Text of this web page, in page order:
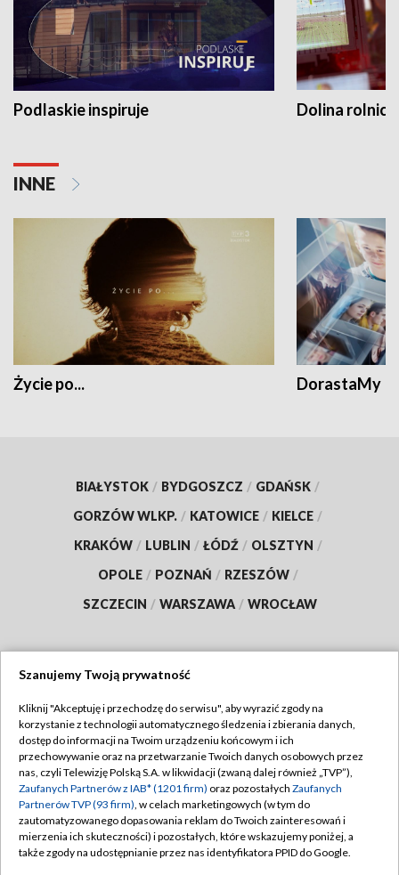
Podlaskie inspiruje Dolina
INNE
Życie po... DorastaMy
BIAŁYSTOK / BYDGOSZCZ / GDAŃSK /
GORZÓW WLKP. / KATOWICE / KIELCE /
KRAKÓW / LUBLIN / ŁÓDŹ / OLSZTYN /
OPOLE / POZNAŃ / RZESZÓW /
SZCZECIN / WARSZAWA / WROCŁAW
TVP
Abonament TVP
Emisja w TVP
Centrum informacji TVP
Naziemna Telewizja Cyfrowa
Regulamin TVP
Polityka prywatności
Moje zgody
Pomoc
Szanujemy Twoją prywatność
Kliknij "Akceptuję i przechodzę do serwisu", aby wyrazić zgody na
korzystanie z technologii automatycznego śledzenia i zbierania danych,
dostęp do informacji na Twoim urządzeniu końcowym i ich
przechowywanie oraz na przetwarzanie Twoich danych osobowych przez
nas, czyli Telewizję Polską S.A. w likwidacji (zwaną dalej również „TVP”),
Zaufanych Partnerów z IAB* (1201 firm) oraz pozostałych Zaufanych
Partnerów TVP (93 firm), w celach marketingowych (w tym do
zautomatyzowanego dopasowania reklam do Twoich zainteresowań i
mierzenia ich skuteczności) i pozostałych, które wskazujemy poniżej, a
także zgody na udostępnianie przez nas identyfikatora PPID do Google.